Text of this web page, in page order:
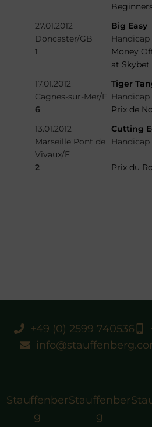
27.01.2012
Big Easy
Doncaster/GB
Handicap
1
Money
at
17.01.2012
Tiger
Cagnes-sur-Mer/F Handicap
6
Prix de
13.01.2012
Cutting
Marseille Pont de
Vivaux/F
Handicap
2 Prix du
+49 (0) 2599 740536
Stauffenber
g
Stauffenber
g